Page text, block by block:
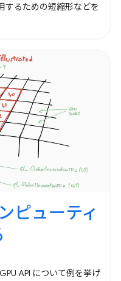
するための短縮形などを
ピューティ
API について例を挙げ